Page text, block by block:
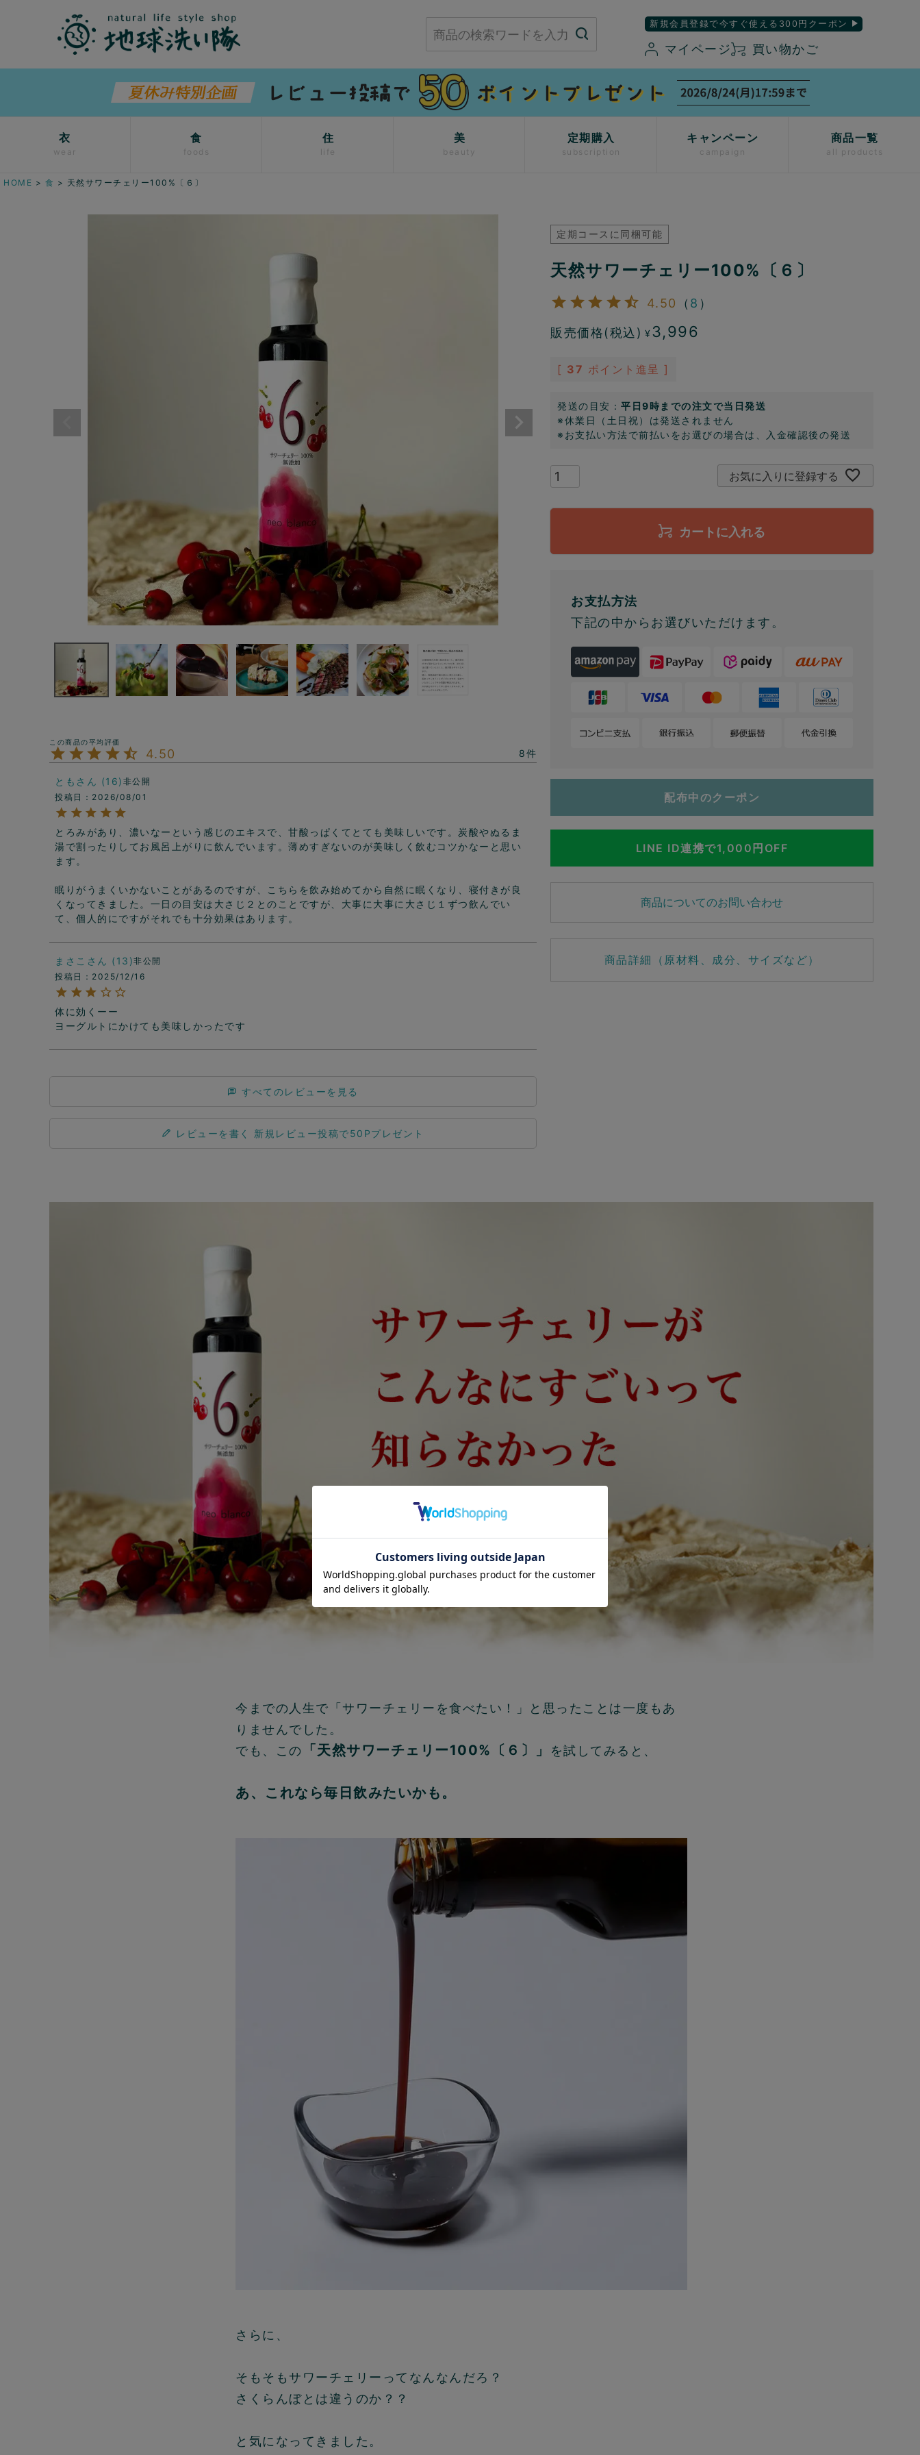
新規会員登録で今すぐ使える300円クーポン
マイページ 買い物かご
衣
wear
食
foods
住
life
美
beauty
定期購入
subscription
キャンペーン
campaign
商品一覧
all products
HOME 食 天然サワーチェリー100%〔６〕
4.50 8
とも 16 非公開
投稿日
2026/08/01
とろみがあり、濃いなーという感じのエキスで、甘酸っぱくてとても美味しいです。炭酸やぬるま
湯で割ったりしてお風呂上がりに飲んでいます。薄めすぎないのが美味しく飲むコツかなーと思い
ます。
眠りがうまくいかないことがあるのですが、こちらを飲み始めてから自然に眠くなり、寝付きが良
くなってきました。一日の目安は大さじ２とのことですが、大事に大事に大さじ１ずつ飲んでい
て、個人的にですがそれでも十分効果はあります。
まさこ 13 非公開
投稿日
2025/12/16
体に効くーー
ヨーグルトにかけても美味しかったです
すべてのレビューを見る
レビューを書く
定期コースに同梱可能
天然サワーチェリー100%〔６〕
4.50 （ 8 ）
販売価格(税込) ¥ 3,996
[ 37 ポイント進呈 ]
発送の目安： 平日9時までの注文で当日発送
※休業日（土日祝）は発送されません
※お支払い方法で前払いをお選びの場合は、入金確認後の発送
お気に入りに登録する
カートに入れる
お支払方法
下記の中からお選びいただけます。
配布中のクーポン
LINE ID連携で1,000円OFF
商品についてのお問い合わせ
商品詳細（原材料、成分、サイズなど）
今までの人生で「サワーチェリーを食べたい！」と思ったことは一度もあ
りませんでした。
でも、この
「天然サワーチェリー100%〔６〕」 を試してみると、
あ、これなら毎日飲みたいかも。
さらに、
そもそもサワーチェリーってなんなんだろ？
さくらんぼとは違うのか？？
と気になってきました。